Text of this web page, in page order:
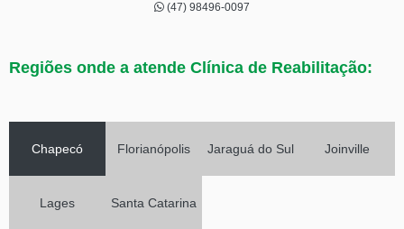
(47) 98496-0097
Regiões onde a atende Clínica de Reabilitação:
Chapecó Florianópolis Jaraguá do Sul Joinville
Lages Santa Catarina